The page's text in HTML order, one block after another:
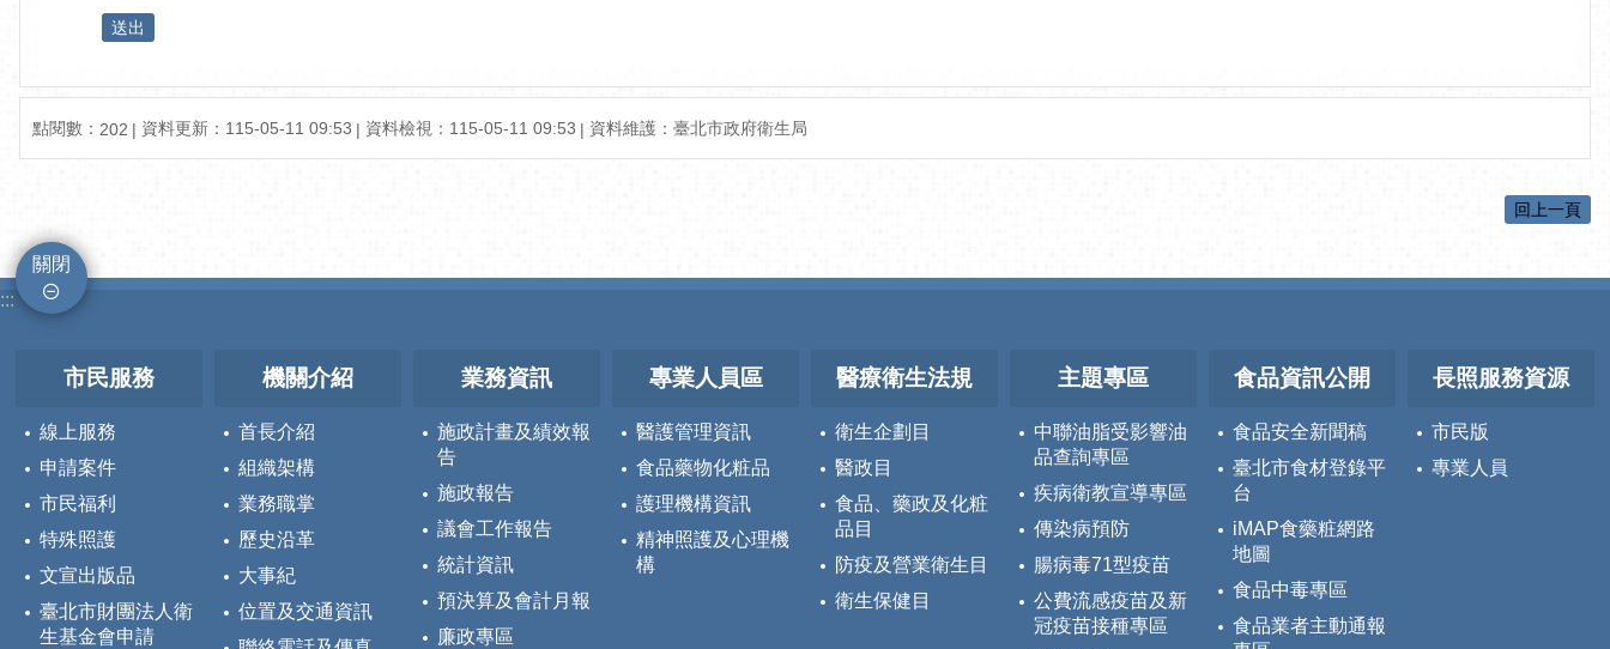
點閱數： 202 資料更新：115-05-11 09:53 資料檢視：115-05-11 09:53 資料維護：臺北市政府衛生局
回上一頁
關閉
:::
市民服務
線上服務
申請案件
市民福利
特殊照護
文宣出版品
臺北市財團法人衛
生基金會申請
機關介紹
首長介紹
組織架構
業務職掌
歷史沿革
大事紀
位置及交通資訊
業務資訊
施政計畫及績效報
告
施政報告
議會工作報告
統計資訊
預決算及會計月報
廉政專區
專業人員區
醫護管理資訊
食品藥物化粧品
護理機構資訊
精神照護及心理機
構
醫療衛生法規
衛生企劃目
醫政目
食品、藥政及化粧
品目
防疫及營業衛生目
衛生保健目
主題專區
中聯油脂受影響油
品查詢專區
疾病衛教宣導專區
傳染病預防
腸病毒71型疫苗
公費流感疫苗及新
冠疫苗接種專區
食品資訊公開
食品安全新聞稿
臺北市食材登錄平
台
iMAP食藥粧網路
地圖
食品中毒專區
食品業者主動通報
長照服務資源
市民版
專業人員